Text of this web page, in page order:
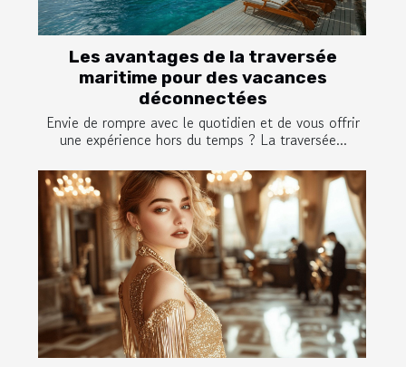
Les avantages de la traversée
maritime pour des vacances
déconnectées
Envie de rompre avec le quotidien et de vous offrir
une expérience hors du temps ? La traversée...